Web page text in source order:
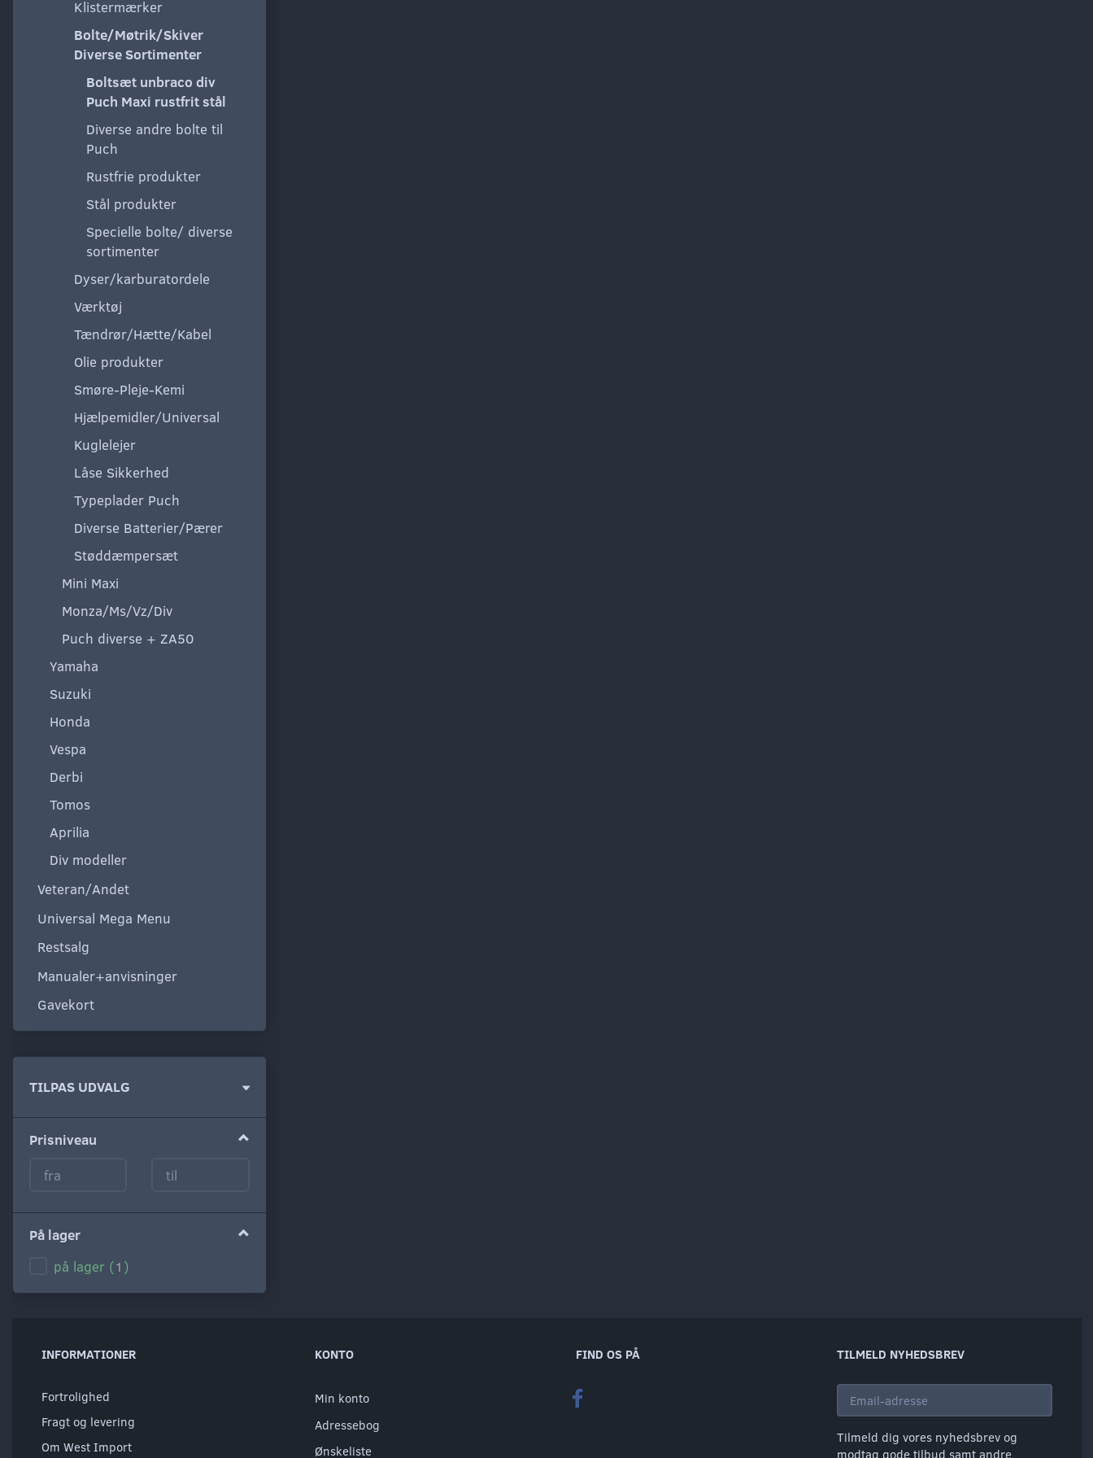
Klistermærker
Bolte/Møtrik/Skiver
Diverse Sortimenter
Boltsæt unbraco div
Puch Maxi rustfrit stål
Diverse andre bolte til
Puch
Rustfrie produkter
Stål produkter
Specielle bolte/ diverse
sortimenter
Dyser/karburatordele
Værktøj
Tændrør/Hætte/Kabel
Olie produkter
Smøre-Pleje-Kemi
Hjælpemidler/Universal
Kuglelejer
Låse Sikkerhed
Typeplader Puch
Diverse Batterier/Pærer
Støddæmpersæt
Mini Maxi
Monza/Ms/Vz/Div
Puch diverse + ZA50
Yamaha
Suzuki
Honda
Vespa
Derbi
Tomos
Aprilia
Div modeller
Veteran/Andet
Universal Mega Menu
Restsalg
Manualer+anvisninger
Gavekort
TILPAS UDVALG
Prisniveau
På lager
på lager (1 )
INFORMATIONER
Fortrolighed
Fragt og levering
Om West Import
KONTO
Min konto
Adressebog
Ønskeliste
FIND OS PÅ TILMELD NYHEDSBREV
adresse
Tilmeld dig vores nyhedsbrev og
modtag gode tilbud samt andre